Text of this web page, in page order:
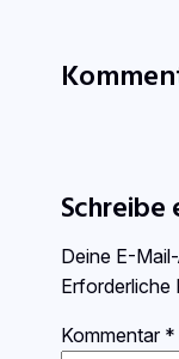
Schreibe
Deine E-
Erforderliche
Kommentar *